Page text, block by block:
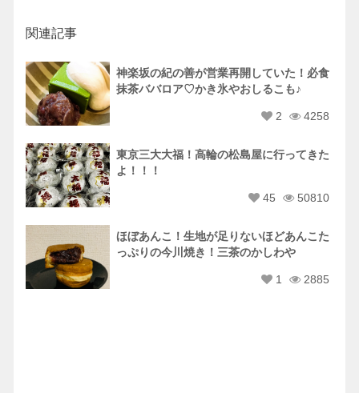
関連記事
神楽坂の紀の善が営業再開していた！必食
抹茶ババロア♡かき氷やおしるこも♪
2 4258
東京三大大福！高輪の松島屋に行ってきた
よ！！！
45 50810
ほぼあんこ！生地が足りないほどあんこた
っぷりの今川焼き！三茶のかしわや
1 2885